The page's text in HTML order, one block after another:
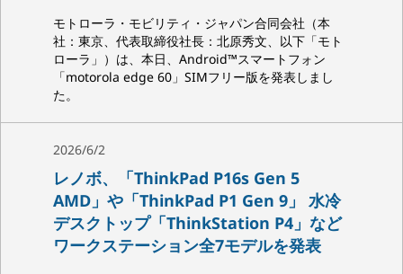
モトローラ・モビリティ・ジャパン合同会社（本
社：東京、代表取締役社長：北原秀文、以下「モト
ローラ」）は、本日、Android™スマートフォン
「motorola edge 60」SIMフリー版を発表しまし
た。
2026/6/2
レノボ、「ThinkPad P16s Gen 5
AMD」や「ThinkPad P1 Gen 9」 水冷
デスクトップ「ThinkStation P4」など
ワークステーション全7モデルを発表